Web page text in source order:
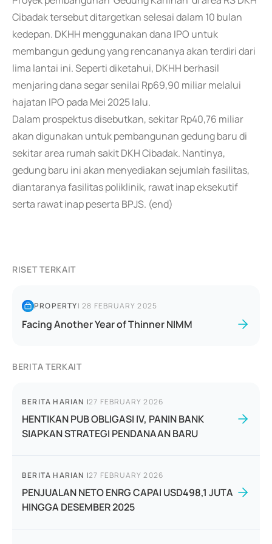
Cibadak tersebut ditargetkan selesai dalam 10 bulan
kedepan. DKHH menggunakan dana IPO untuk
membangun gedung yang rencananya akan terdiri dari
lima lantai ini. Seperti diketahui, DKHH berhasil
menjaring dana segar senilai Rp69,90 miliar melalui
hajatan IPO pada Mei 2025 lalu.
Dalam prospektus disebutkan, sekitar Rp40,76 miliar
akan digunakan untuk pembangunan gedung baru di
sekitar area rumah sakit DKH Cibadak. Nantinya,
gedung baru ini akan menyediakan sejumlah fasilitas,
diantaranya fasilitas poliklinik, rawat inap eksekutif
serta rawat inap peserta BPJS. (end)
RISET TERKAIT
PROPERTY|28 FEBRUARY 2025
Facing Another Year of Thinner NIMM
BERITA TERKAIT
BERITA HARIAN |27 FEBRUARY 2026
HENTIKAN PUB OBLIGASI IV, PANIN BANK
SIAPKAN STRATEGI PENDANAAN BARU
BERITA HARIAN |27 FEBRUARY 2026
PENJUALAN NETO ENRG CAPAI USD498,1 JUTA
HINGGA DESEMBER 2025